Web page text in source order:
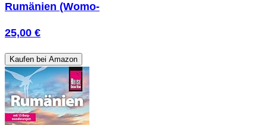
Rumänien (Womo-
25,00 €
Kaufen bei Amazon